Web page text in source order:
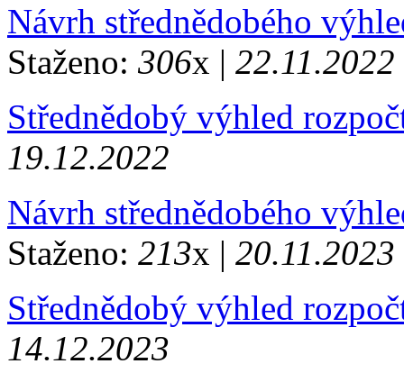
Návrh střednědobého
Staženo: 306x | 22.11.2022
Střednědobý výhled
19.12.2022
Návrh střednědobého
Staženo: 213x | 20.11.2023
Střednědobý výhled
14.12.2023